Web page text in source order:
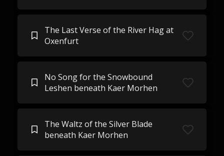
The Last Verse of the River Hag at
Oxenfurt
No Song for the Snowbound
Leshen beneath Kaer Morhen
The Waltz of the Silver Blade
beneath Kaer Morhen